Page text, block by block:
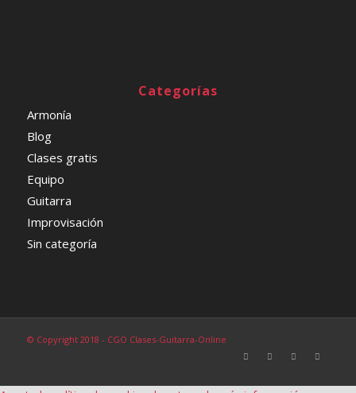
Categorías
Armonía
Blog
Clases gratis
Equipo
Guitarra
Improvisación
Sin categoría
© Copyright 2018 - CGO Clases-Guitarra-Online